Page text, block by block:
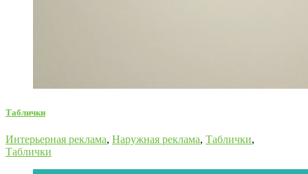
Таблички
Интерьерная реклама, Наружная реклама, Таблички,
Таблички